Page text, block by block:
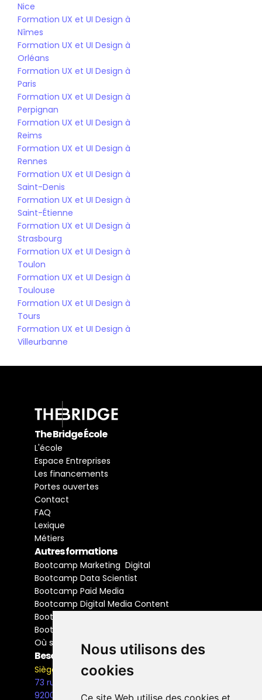
Nous utilisons des
cookies
Ce site Web utilise des cookies et
Nice
Formation UX et UI Design à
Nîmes
Formation UX et UI Design à
Orléans
Formation UX et UI Design à
Paris
Formation UX et UI Design à
Perpignan
Formation UX et UI Design à
Reims
Formation UX et UI Design à
Rennes
Formation UX et UI Design à
Saint-Denis
Formation UX et UI Design à
Saint-Étienne
Formation UX et UI Design à
Strasbourg
Formation UX et UI Design à
Toulon
Formation UX et UI Design à
Toulouse
Formation UX et UI Design à
Tours
Formation UX et UI Design à
Villeurbanne
The Bridge École
L'école
Espace Entreprises
Les financements
Portes ouvertes
Contact
FAQ
Lexique
Métiers
Autres formations
Bootcamp Marketing  Digital
Bootcamp Data Scientist
Bootcamp Paid Media
Bootcamp Digital Media Content
Bootcamp Social Media Manager
Bootcamp Buyer Media
Où se former
Besoin d'information ?
Siège Social
73 rue Henri Barbusse,
92000, Nanterre